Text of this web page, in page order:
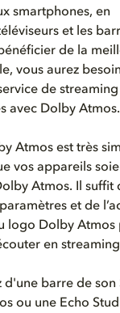
smartphones, en
et les
de la
vous aurez
de
avec Dolby Atmos.
Atmos est très
vos appareils
Atmos. Il suffit
et de
logo Dolby
en
d'une barre de
ou une Echo